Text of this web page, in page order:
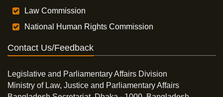
Law Commission
National Human Rights Commission
Contact Us/Feedback
Legislative and Parliamentary Affairs Division
Ministry of Law, Justice and Parliamentary Affairs